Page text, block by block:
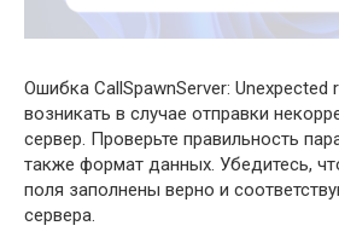
Ошибка CallSpawnServer:
возникать в случае отправки
сервер. Проверьте правильность
также формат данных. Убедитесь,
поля заполнены верно и
сервера.